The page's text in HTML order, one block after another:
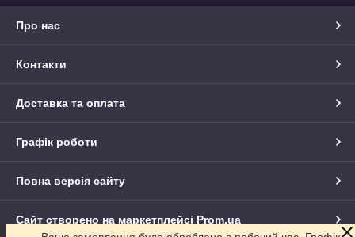
Про нас
Контакти
Доставка та оплата
Графік роботи
Повна версія сайту
Сайт створено на маркетплейсі Prom.ua